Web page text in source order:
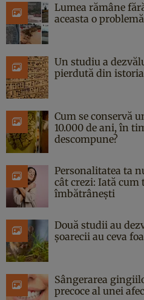
Lumea rămâne
aceasta o
Un studiu a
pierdută din
Cum se conservă
10.000 de ani, în
descompune?
Personalitatea ta
cât crezi: Iată cum
îmbătrânești
Două studii au
șoarecii au ceva
Sângerarea
precoce al unei